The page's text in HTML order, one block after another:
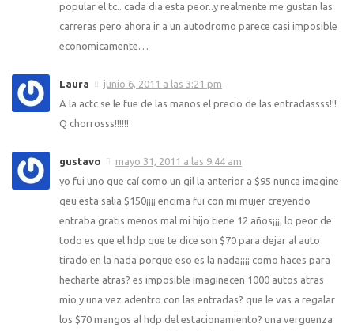
popular el tc.. cada dia esta peor..y realmente me gustan las
carreras pero ahora ir a un autodromo parece casi imposible
economicamente…
Laura
junio 6, 2011 a las 3:21 pm
A la actc se le fue de las manos el precio de las entradassss!!!
Q chorrosss!!!!!!
gustavo
mayo 31, 2011 a las 9:44 am
yo fui uno que caí como un gil la anterior a $95 nunca imagine
qeu esta salia $150¡¡¡¡ encima fui con mi mujer creyendo
entraba gratis menos mal mi hijo tiene 12 años¡¡¡¡ lo peor de
todo es que el hdp que te dice son $70 para dejar al auto
tirado en la nada porque eso es la nada¡¡¡¡ como haces para
hecharte atras? es imposible imaginecen 1000 autos atras
mio y una vez adentro con las entradas? que le vas a regalar
los $70 mangos al hdp del estacionamiento? una verguenza